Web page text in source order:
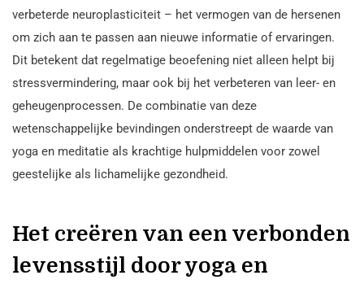
verbeterde neuroplasticiteit – het vermogen van de hersenen
om zich aan te passen aan nieuwe informatie of ervaringen.
Dit betekent dat regelmatige beoefening niet alleen helpt bij
stressvermindering, maar ook bij het verbeteren van leer- en
geheugenprocessen. De combinatie van deze
wetenschappelijke bevindingen onderstreept de waarde van
yoga en meditatie als krachtige hulpmiddelen voor zowel
geestelijke als lichamelijke gezondheid.
Het creëren van een verbonden
levensstijl door yoga en